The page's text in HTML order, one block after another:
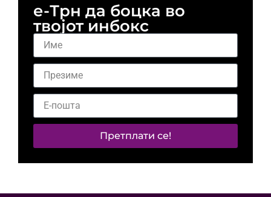
е-Трн да боцка во
твојот инбокс
Претплати се!